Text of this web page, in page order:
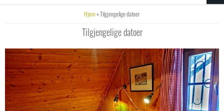
Hjem» Tilgjengelige datoer
Tilgjengelige datoer